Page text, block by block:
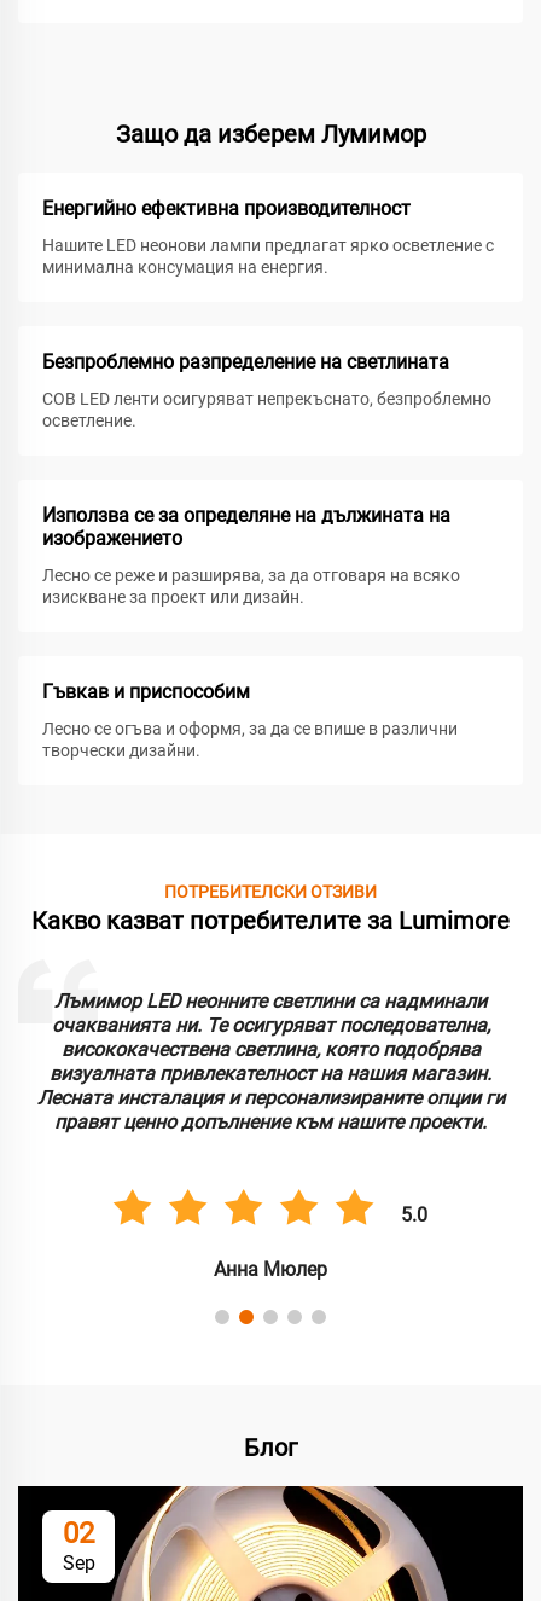
Защо да изберем Лумимор
Енергийно ефективна производителност
Нашите LED неонови лампи предлагат ярко осветление с
минимална консумация на енергия.
Безпроблемно разпределение на светлината
COB LED ленти осигуряват непрекъснато, безпроблемно
осветление.
Използва се за определяне на дължината на
изображението
Лесно се реже и разширява, за да отговаря на всяко
изискване за проект или дизайн.
Гъвкав и приспособим
Лесно се огъва и оформя, за да се впише в различни
творчески дизайни.
ПОТРЕБИТЕЛСКИ ОТЗИВИ
Какво казват потребителите за Lumimore
Лъмимор LED неонните светлини са надминали
очакванията ни. Те осигуряват последователна,
висококачествена светлина, която подобрява
визуалната привлекателност на нашия магазин.
Лесната инсталация и персонализираните опции ги
правят ценно допълнение към нашите проекти.
5.0
Анна Мюлер
Блог
02
Sep